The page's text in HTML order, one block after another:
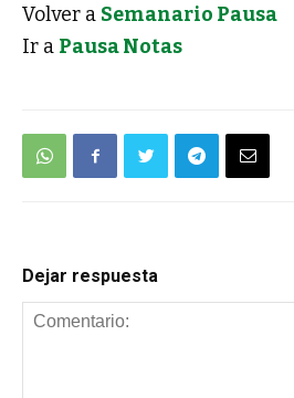
Volver a Semanario Pausa
Ir a Pausa Notas
Dejar respuesta